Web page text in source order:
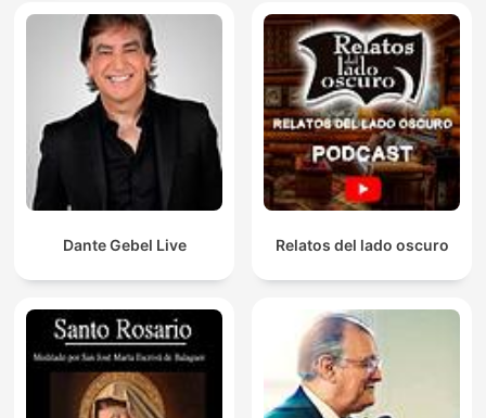
Dante Gebel Live Relatos del lado oscuro